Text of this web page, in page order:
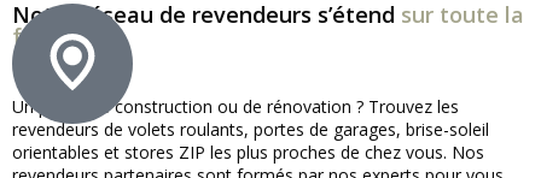
Notre réseau de revendeurs s’étend sur toute la
france !
Un projet de construction ou de rénovation ? Trouvez les
revendeurs de volets roulants, portes de garages, brise-soleil
orientables et stores ZIP les plus proches de chez vous. Nos